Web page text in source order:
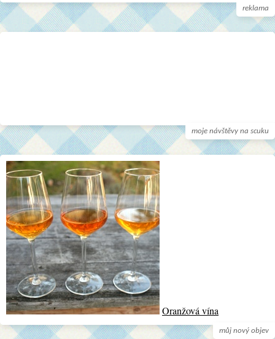
reklama
moje návštěvy na scuku
můj nový objev
Oranžová vína